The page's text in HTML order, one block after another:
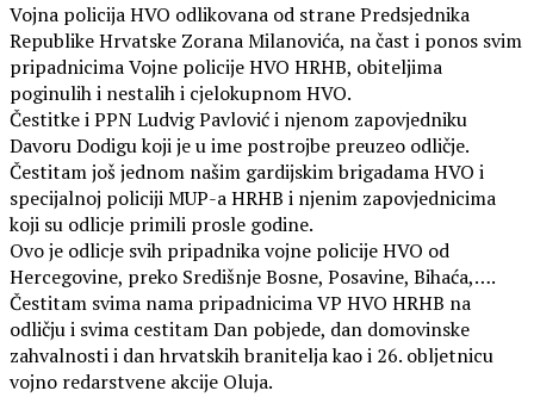
Vojna policija HVO odlikovana od strane Predsjednika
Republike Hrvatske Zorana Milanovića, na čast i ponos svim
pripadnicima Vojne policije HVO HRHB, obiteljima
poginulih i nestalih i cjelokupnom HVO.
Čestitke i PPN Ludvig Pavlović i njenom zapovjedniku
Davoru Dodigu koji je u ime postrojbe preuzeo odličje.
Čestitam još jednom našim gardijskim brigadama HVO i
specijalnoj policiji MUP-a HRHB i njenim zapovjednicima
koji su odlicje primili prosle godine.
Ovo je odlicje svih pripadnika vojne policije HVO od
Hercegovine, preko Središnje Bosne, Posavine, Bihaća,….
Čestitam svima nama pripadnicima VP HVO HRHB na
odličju i svima cestitam Dan pobjede, dan domovinske
zahvalnosti i dan hrvatskih branitelja kao i 26. obljetnicu
vojno redarstvene akcije Oluja.